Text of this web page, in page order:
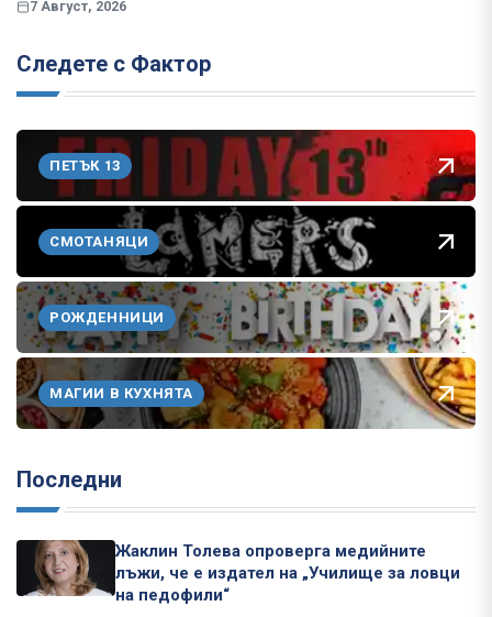
7 Август, 2026
Следете с Фактор
ПЕТЪК 13
СМОТАНЯЦИ
РОЖДЕННИЦИ
МАГИИ В КУХНЯТА
Последни
Жаклин Толева опроверга медийните
лъжи, че е издател на „Училище за ловци
на педофили“